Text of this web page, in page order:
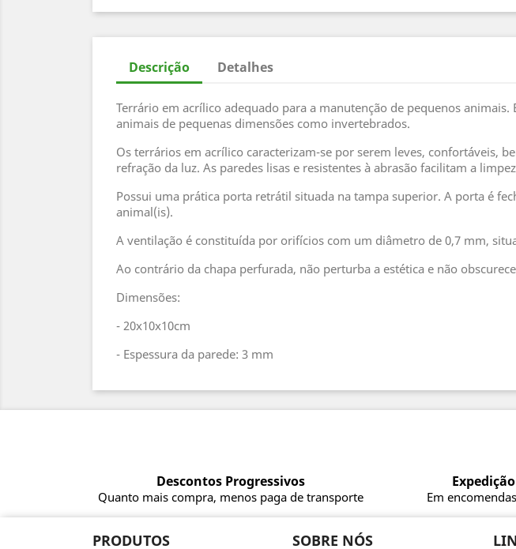
Descrição Detalhes
Terrário em acrílico adequado para a manutenção de pequenos
animais de pequenas dimensões como invertebrados.
Os terrários em acrílico caracterizam-se por serem leves, confortáveis,
refração da luz. As paredes lisas e resistentes à abrasão facilitam a
Possui uma prática porta retrátil situada na tampa superior. A porta é
animal(is).
A ventilação é constituída por orifícios com um diâmetro de 0,7 mm,
Ao contrário da chapa perfurada, não perturba a estética e não
Dimensões:
- 20x10x10cm
- Espessura da parede: 3 mm
Descontos Progressivos
Quanto mais compra, menos paga de transporte Em
PRODUTOS SOBRE NÓS